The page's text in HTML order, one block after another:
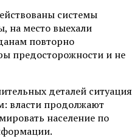
системы
на место выехали
повторно
предосторожности и не
деталей ситуация
власти продолжают
население по